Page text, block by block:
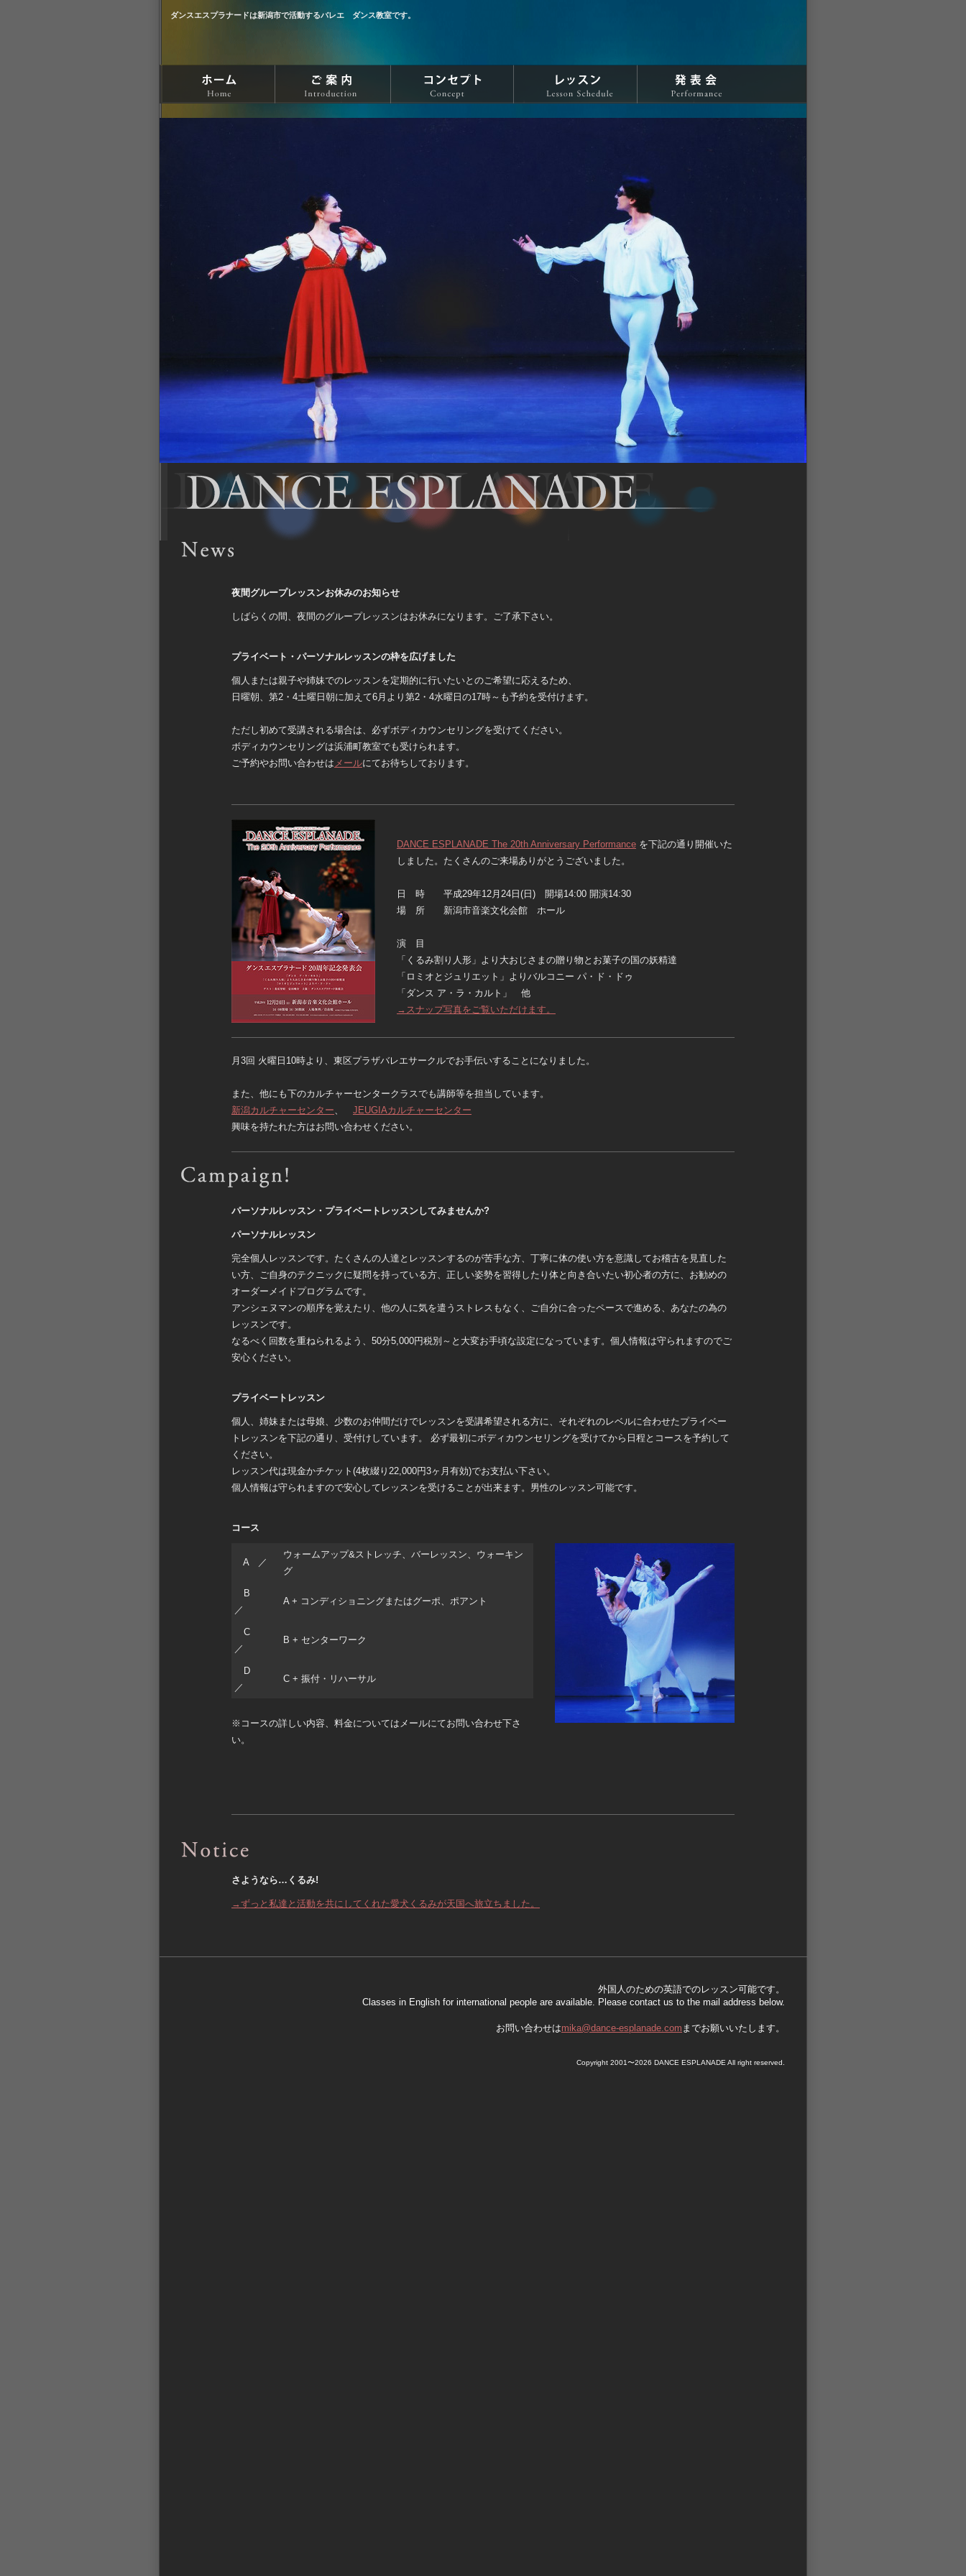
ダンスエスプラナードは新潟市で活動するバレエ ダンス教室です。
夜間グループレッスンお休みのお知らせ
しばらくの間、夜間のグループレッスンはお休みになります。ご了承下さい。
プライベート・パーソナルレッスンの枠を広げました
個人または親子や姉妹でのレッスンを定期的に行いたいとのご希望に応えるため、
日曜朝、第2・4土曜日朝に加えて6月より第2・4水曜日の17時～も予約を受付けます。
ただし初めて受講される場合は、必ずボディカウンセリングを受けてください。
ボディカウンセリングは浜浦町教室でも受けられます。
ご予約やお問い合わせは メールにてお待ちしております。
DANCE ESPLANADE The 20th Anniversary Performance を下記の通り開催いた
しました。たくさんのご来場ありがとうございました。
日 時 平成29年12月24日(日) 開場14:00 開演14:30
場 所 新潟市音楽文化会館 ホール
演 目
「くるみ割り人形」より大おじさまの贈り物とお菓子の国の妖精達
「ロミオとジュリエット」よりバルコニー パ・ド・ドゥ
「ダンス ア・ラ・カルト」 他
→スナップ写真をご覧いただけます。
月3回 火曜日10時より、東区プラザバレエサークルでお手伝いすることになりました。
また、他にも下のカルチャーセンタークラスでも講師等を担当しています。
新潟カルチャーセンター、 JEUGIAカルチャーセンター
興味を持たれた方はお問い合わせください。
パーソナルレッスン・プライベートレッスンしてみませんか?
パーソナルレッスン
完全個人レッスンです。たくさんの人達とレッスンするのが苦手な方、丁寧に体の使い方を意識してお稽古を見直した
い方、ご自身のテクニックに疑問を持っている方、正しい姿勢を習得したり体と向き合いたい初心者の方に、お勧めの
オーダーメイドプログラムです。
アンシェヌマンの順序を覚えたり、他の人に気を遣うストレスもなく、ご自分に合ったペースで進める、あなたの為の
レッスンです。
なるべく回数を重ねられるよう、50分5,000円税別～と大変お手頃な設定になっています。個人情報は守られますのでご
安心ください。
プライベートレッスン
個人、姉妹または母娘、少数のお仲間だけでレッスンを受講希望される方に、それぞれのレベルに合わせたプライベー
トレッスンを下記の通り、受付けしています。 必ず最初にボディカウンセリングを受けてから日程とコースを予約して
ください。
レッスン代は現金かチケット(4枚綴り22,000円3ヶ月有効)でお支払い下さい。
個人情報は守られますので安心してレッスンを受けることが出来ます。男性のレッスン可能です。
コース
A ／
ウォームアップ&ストレッチ、バーレッスン、ウォーキン
グ
B
／
A + コンディショニングまたはグーポ、ポアント
C
／
B + センターワーク
D
／
C + 振付・リハーサル
※コースの詳しい内容、料金についてはメールにてお問い合わせ下さ
い。
さようなら…くるみ!
→ずっと私達と活動を共にしてくれた愛犬くるみが天国へ旅立ちました。
外国人のための英語でのレッスン可能です。
Classes in English for international people are available. Please contact us to the mail address below.
お問い合わせはmika@dance-esplanade.com までお願いいたします。
Copyright 2001〜2026 DANCE ESPLANADE All right reserved.